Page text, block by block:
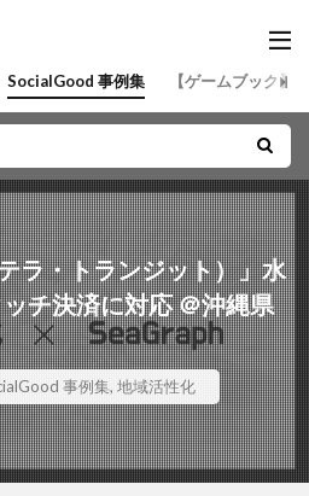
SocialGood 事例集 【ゲームブック】
ラ・トランジット）」水
チ決済に対応 ＠沖縄県
事例集, 地域活性化